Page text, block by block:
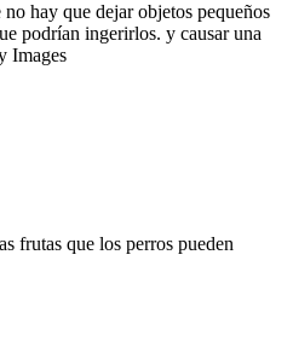
hay que dejar objetos pequeños
podrían ingerirlos. y causar una
Images
frutas que los perros pueden